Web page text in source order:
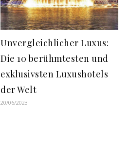
Unvergleichlicher Luxus:
Die 10 berühmtesten und
exklusivsten Luxushotels
der Welt
20/06/2023